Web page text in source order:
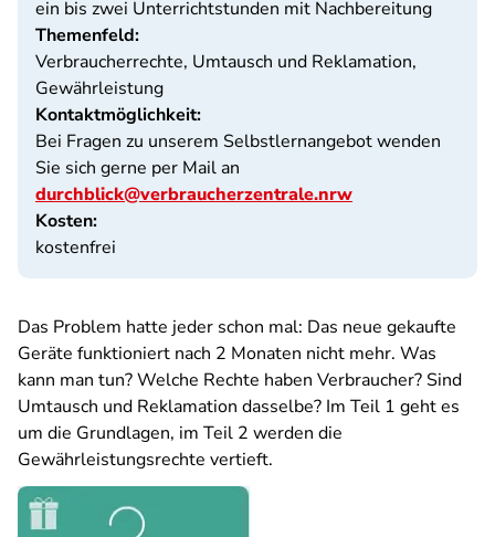
ein bis zwei Unterrichtstunden mit Nachbereitung
Themenfeld:
Verbraucherrechte, Umtausch und Reklamation,
Gewährleistung
Kontaktmöglichkeit:
Bei Fragen zu unserem Selbstlernangebot wenden
Sie sich gerne per Mail an
durchblick@verbraucherzentrale.nrw
Kosten:
kostenfrei
Das Problem hatte jeder schon mal: Das neue gekaufte
Geräte funktioniert nach 2 Monaten nicht mehr. Was
kann man tun? Welche Rechte haben Verbraucher? Sind
Umtausch und Reklamation dasselbe? Im Teil 1 geht es
um die Grundlagen, im Teil 2 werden die
Gewährleistungsrechte vertieft.